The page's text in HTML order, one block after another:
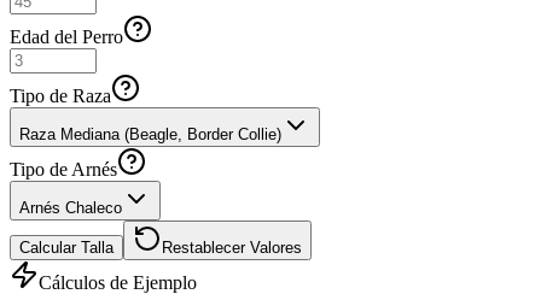
Edad del Perro
Tipo de Raza
Raza Mediana (Beagle, Border Collie)
Tipo de Arnés
Arnés Chaleco
Calcular Talla Restablecer Valores
Cálculos de Ejemplo